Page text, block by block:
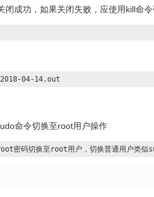
成功，如果关闭失败，应使用kill命
04-14.out
命令切换至root用户操作
密码切换至root用户，切换普通用户类似